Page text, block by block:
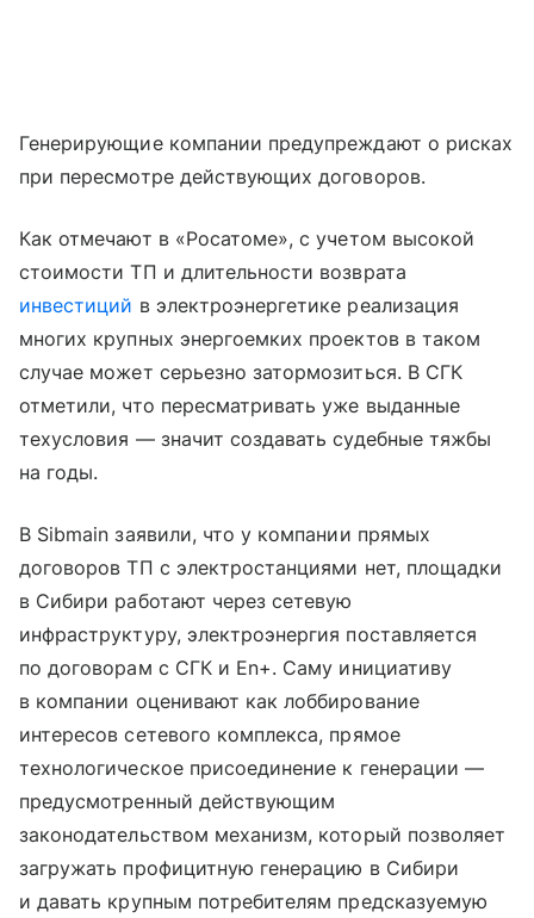
Генерирующие компании предупреждают о рисках
при пересмотре действующих договоров.
Как отмечают в «Росатоме», с учетом высокой
стоимости ТП и длительности возврата
инвестиций в электроэнергетике реализация
многих крупных энергоемких проектов в таком
случае может серьезно затормозиться. В СГК
отметили, что пересматривать уже выданные
техусловия — значит создавать судебные тяжбы
на годы.
В Sibmain заявили, что у компании прямых
договоров ТП с электростанциями нет, площадки
в Сибири работают через сетевую
инфраструктуру, электроэнергия поставляется
по договорам с СГК и En+. Саму инициативу
в компании оценивают как лоббирование
интересов сетевого комплекса, прямое
технологическое присоединение к генерации —
предусмотренный действующим
законодательством механизм, который позволяет
загружать профицитную генерацию в Сибири
и давать крупным потребителям предсказуемую